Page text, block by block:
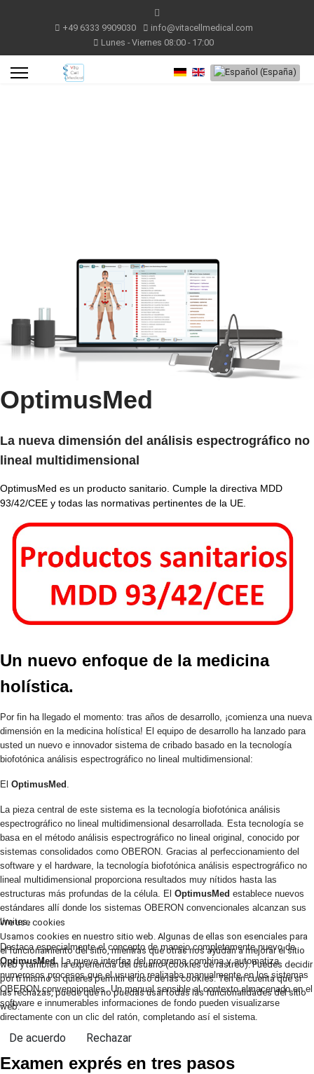
+49 6333 9909030
info@vitacellmedical.com
Lunes - Viernes 08:00 - 17:00
Seleccione su idioma
OptimusMed
La nueva dimensión del análisis espectrográfico no
lineal multidimensional
OptimusMed es un producto sanitario. Cumple la directiva MDD
93/42/CEE y todas las normativas pertinentes de la UE.
Un nuevo enfoque de la medicina
holística.
Por fin ha llegado el momento: tras años de desarrollo, ¡comienza una nueva
dimensión en la medicina holística! El equipo de desarrollo ha lanzado para
usted un nuevo e innovador sistema de cribado basado en la tecnología
biofotónica análisis espectrográfico no lineal multidimensional:
El OptimusMed .
La pieza central de este sistema es la tecnología biofotónica análisis
espectrográfico no lineal multidimensional desarrollada. Esta tecnología se
basa en el método análisis espectrográfico no lineal original, conocido por
sistemas consolidados como OBERON. Gracias al perfeccionamiento del
software y el hardware, la tecnología biofotónica análisis espectrográfico no
lineal multidimensional proporciona resultados muy nítidos hasta las
estructuras más profundas de la célula. El OptimusMed establece nuevos
estándares allí donde los sistemas OBERON convencionales alcanzan sus
límites.
Destaca especialmente el concepto de manejo completamente nuevo de
OptimusMed. La nueva interfaz del programa combina y automatiza
numerosos procesos que el usuario realizaba manualmente en los sistemas
OBERON convencionales. Un manual sensible al contexto almacenado en el
software e innumerables informaciones de fondo pueden visualizarse
directamente con un clic del ratón, completando así el sistema.
Examen exprés en tres pasos
We use cookies
Usamos cookies en nuestro sitio web. Algunas de ellas son esenciales para
el funcionamiento del sitio, mientras que otras nos ayudan a mejorar el sitio
web y también la experiencia del usuario (cookies de rastreo). Puedes decidir
por ti mismo si quieres permitir el uso de las cookies. Ten en cuenta que si
las rechazas, puede que no puedas usar todas las funcionalidades del sitio
web.
De acuerdo Rechazar